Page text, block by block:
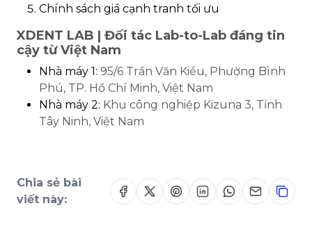
Chính sách giá cạnh tranh tối ưu
XDENT LAB | Đối tác Lab-to-Lab đáng tin
cậy từ Việt Nam
Nhà máy 1: 95/6 Trần Văn Kiểu, Phường Bình
Phú, TP. Hồ Chí Minh, Việt Nam
Nhà máy 2: Khu công nghiệp Kizuna 3, Tỉnh
Tây Ninh, Việt Nam
Chia sẻ bài
viết này: